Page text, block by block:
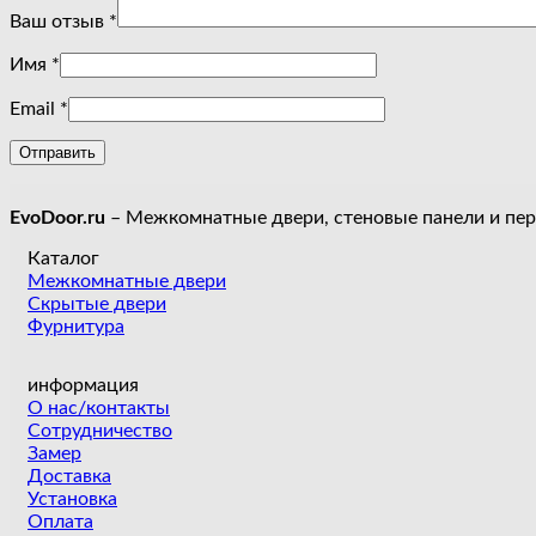
Ваш отзыв *
Имя *
Email *
EvoDoor.ru – Межкомнатные двери, стеновые панели и
Каталог
Межкомнатные двери
Скрытые двери
Фурнитура
информация
О нас/контакты
Сотрудничество
Замер
Доставка
Установка
Оплата